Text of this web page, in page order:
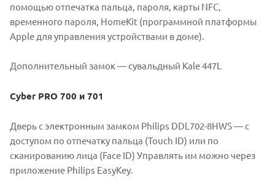
помощью отпечатка пальца, пароля, карты NFC,
временного пароля, HomeKit (программной платформы
Apple для управления устройствами в доме).
Дополнительный замок — сувальдный Kale 447L
Cyber PRO 700 и 701
Дверь с электронным замком Philips DDL702-8HWS — с
доступом по отпечатку пальца (Touch ID) или по
сканированию лица (Face ID) Управлять им можно через
приложение Philips EasyKey.